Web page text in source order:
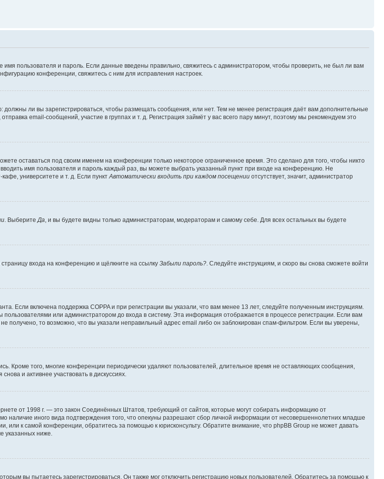
пользователя и пароль. Если данные введены правильно, свяжитесь с администратором, чтобы проверить, не был ли вам
конференции, свяжитесь с ним для исправления настроек.
должны ли вы зарегистрироваться, чтобы размещать сообщения, или нет. Тем не менее регистрация даёт вам дополнительные
email-сообщений, участие в группах и т. д. Регистрация займёт у вас всего пару минут, поэтому мы рекомендуем это
оставаться под своим именем на конференции только некоторое ограниченное время. Это сделано для того, чтобы никто
имя пользователя и пароль каждый раз, вы можете выбрать указанный пункт при входе на конференцию. Не
университете и т. д. Если пунктАвтоматически входить при каждом посещении отсутствует, значит, администратор
. ВыберитеДа, и вы будете видны только администраторам, модераторам и самому себе. Для всех остальных вы будете
входа на конференцию и щёлкните на ссылку Забыли пароль?. Следуйте инструкциям, и скоро вы снова сможете войти
Если включена поддержка COPPA и при регистрации вы указали, что вам менее 13 лет, следуйте полученным инструкциям.
или администратором до входа в систему. Эта информация отображается в процессе регистрации. Если вам
то возможно, что вы указали неправильный адрес email либо он заблокирован спам-фильтром. Если вы уверены,
Кроме того, многие конференции периодически удаляют пользователей, длительное время не оставляющих сообщения,
и активнее участвовать в дискуссиях.
от 1998 г. — это закон Соединённых Штатов, требующий от сайтов, которые могут собирать информацию от
наличие иного вида подтверждения того, что опекуны разрешают сбор личной информации от несовершеннолетних младше
или к самой конференции, обратитесь за помощью к юрисконсульту. Обратите внимание, что phpBB Group не может давать
указанных ниже.
вы пытаетесь зарегистрироваться. Он также мог отключить регистрацию новых пользователей. Обратитесь за помощью к